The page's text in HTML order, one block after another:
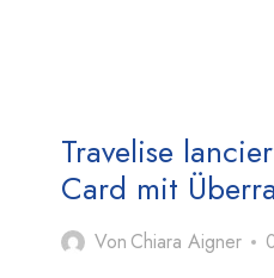
Travelise
Card mit
Von Chiara Aigner